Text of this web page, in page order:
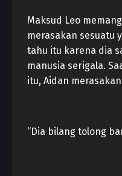
Maksud Leo
merasakan sesuatu
tahu itu karena dia
manusia serigala.
itu, Aidan
“Dia bilang tolong